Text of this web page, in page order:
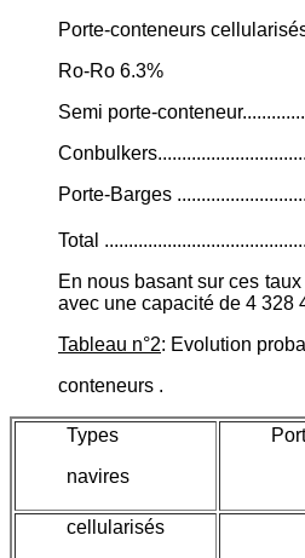
Porte-conteneurs
Ro-Ro 6.3%
Semi porte-
Porte-Barges
Total
En nous basant sur ces
avec une capacité de 4 328
Tableau n°2: Evolution
conteneurs .
Types
navires
cellularisés